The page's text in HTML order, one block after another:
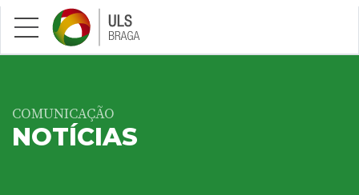
Saltar para conteúdo principal
COMUNICAÇÃO
NOTÍCIAS